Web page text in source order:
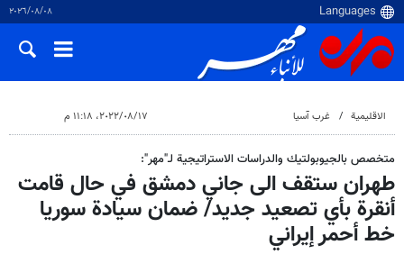
٠٨‏/٠٨‏/٢٠٢٦
الاقلیمیة غرب آسیا ١٧‏/٠٨‏/٢٠٢٢، ١١:١٨ م
متخصص بالجيوبولتيك والدراسات الاستراتيجية لـ"مهر":
طهران ستقف الى جاني دمشق في حال قامت
أنقرة بأي تصعيد جديد/ ضمان سیادة سوریا
خط أحمر إيراني